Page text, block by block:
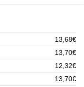
Hgd EUR A (2.62%)
oN (2.6%)
Z Hgd EUR (2.3%)13,68€
13,70€
12,32€
13,70€